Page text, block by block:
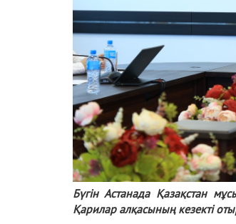
Бүгін Астанада Қазақстан
Қарилар алқасының кезекті